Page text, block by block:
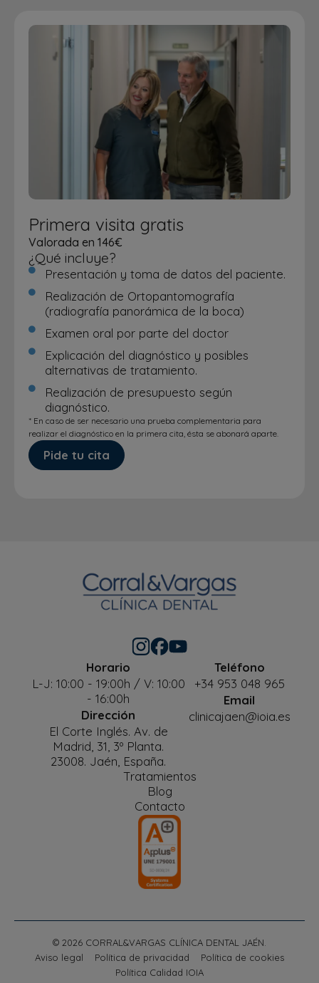
Primera visita gratis
Valorada en 146€
¿Qué incluye?
Presentación y toma de datos del paciente.
Realización de Ortopantomografía
(radiografía panorámica de la boca)
Examen oral por parte del doctor
Explicación del diagnóstico y posibles
alternativas de tratamiento.
Realización de presupuesto según
diagnóstico.
* En caso de ser necesario una prueba complementaria para
realizar el diagnóstico en la primera cita, ésta se abonará aparte.
Pide tu cita
Horario
L-J: 10:00 - 19:00h / V: 10:00
- 16:00h
Dirección
El Corte Inglés. Av. de
Madrid, 31, 3º Planta.
23008. Jaén, España.
Teléfono
+34 953 048 965
Email
clinicajaen@ioia.es
Tratamientos
Blog
Contacto
© 2026 CORRAL&VARGAS CLÍNICA DENTAL JAÉN.
Aviso legal
Política de privacidad
Política de cookies
Política Calidad IOIA